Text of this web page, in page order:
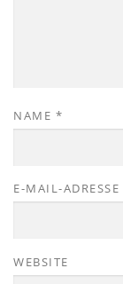
NAME *
E-MAIL-ADRESSE
WEBSITE